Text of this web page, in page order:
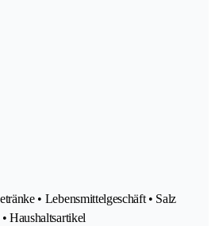
• Lebensmittelgeschäft • Salz
Haushaltsartikel